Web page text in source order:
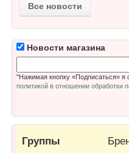
Все новости
Новости магазина
"Нажимая кнопку «Подписаться» я
политикой в отношении обработки
Группы